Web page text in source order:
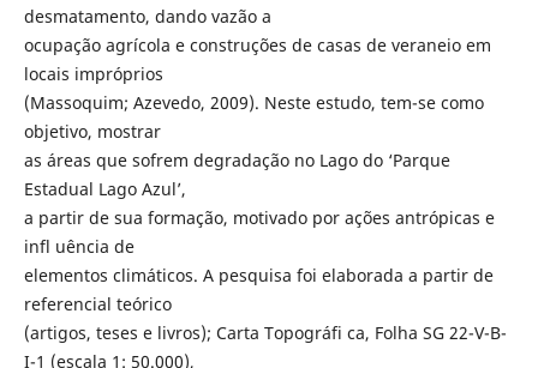
desmatamento, dando vazão a
ocupação agrícola e construções de casas de veraneio em
locais impróprios
(Massoquim; Azevedo, 2009). Neste estudo, tem-se como
objetivo, mostrar
as áreas que sofrem degradação no Lago do ‘Parque
Estadual Lago Azul’,
a partir de sua formação, motivado por ações antrópicas e
infl uência de
elementos climáticos. A pesquisa foi elaborada a partir de
referencial teórico
(artigos, teses e livros); Carta Topográfi ca, Folha SG 22-V-B-
I-1 (escala 1: 50.000),